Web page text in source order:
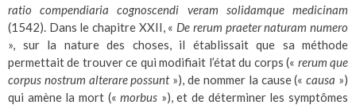
ratio compendiaria cognoscendi veram solidamque medicinam
(1542). Dans le chapitre XXII, « De rerum praeter naturam numero
», sur la nature des choses, il établissait que sa méthode
permettait de trouver ce qui modifiait l’état du corps (« rerum que
corpus nostrum alterare possunt»), de nommer la cause («causa »)
qui amène la mort («morbus »), et de déterminer les symptômes